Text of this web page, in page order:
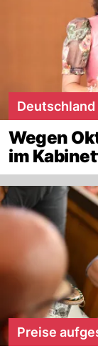
Deutschland
Wegen
im
Preise